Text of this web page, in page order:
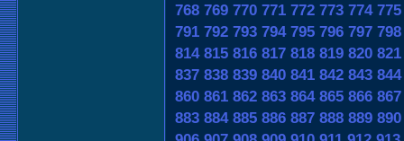
768 769 770 771 772 773 774 775
791 792 793 794 795 796 797 798
814 815 816 817 818 819 820 821
837 838 839 840 841 842 843 844
860 861 862 863 864 865 866 867
883 884 885 886 887 888 889 890